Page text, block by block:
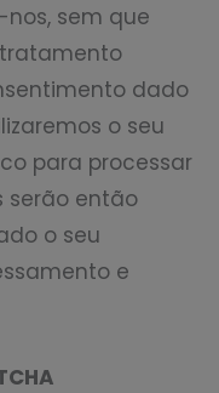
sem que
dado
o seu
para processar
serão então
o seu
e